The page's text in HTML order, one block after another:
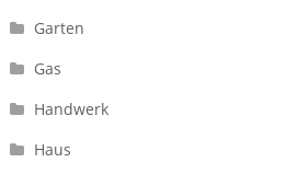
Garten
Gas
Handwerk
Haus